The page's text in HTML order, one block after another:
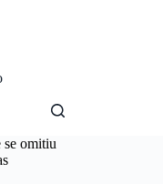
se omitiu